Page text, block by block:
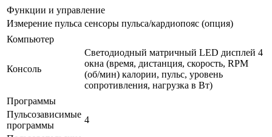
Функции и управление
Измерение пульса сенсоры пульса/кардиопояс (опция)
Компьютер
Консоль
Светодиодный матричный LED дисплей 4
окна (время, дистанция, скорость, RPM
(об/мин) калории, пульс, уровень
сопротивления, нагрузка в Вт)
Программы
Пульсозависимые
программы
4